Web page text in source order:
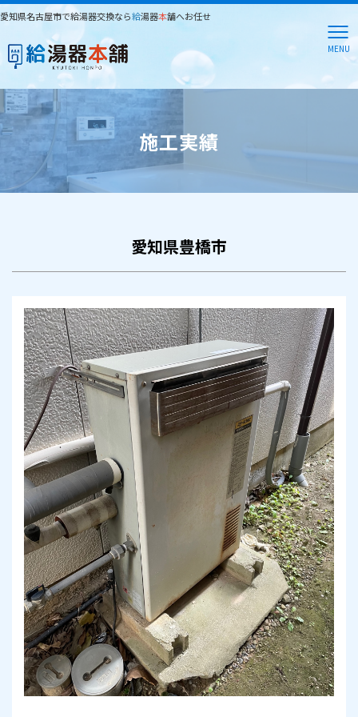
愛知県名古屋市で給湯器交換なら給湯器本舗へお任せ
MENU
施工実績
愛知県豊橋市